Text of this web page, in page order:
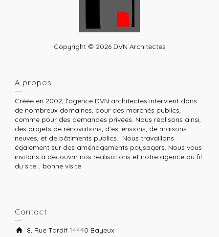
Copyright © 2026 DVN Architectes
A propos
Créée en 2002, l’agence DVN architectes intervient dans
de nombreux domaines, pour des marchés publics,
comme pour des demandes privées. Nous réalisons ainsi,
des projets de rénovations, d’extensions, de maisons
neuves, et de bâtiments publics. Nous travaillons
également sur des aménagements paysagers. Nous vous
invitons à découvrir nos réalisations et notre agence au fil
du site… bonne visite.
Contact
8, Rue Tardif 14440 Bayeux